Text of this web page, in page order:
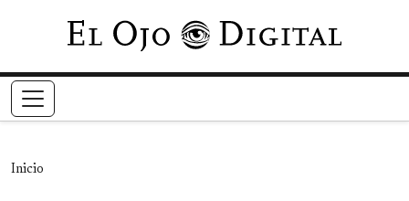
Pasar al contenido principal
Inicio